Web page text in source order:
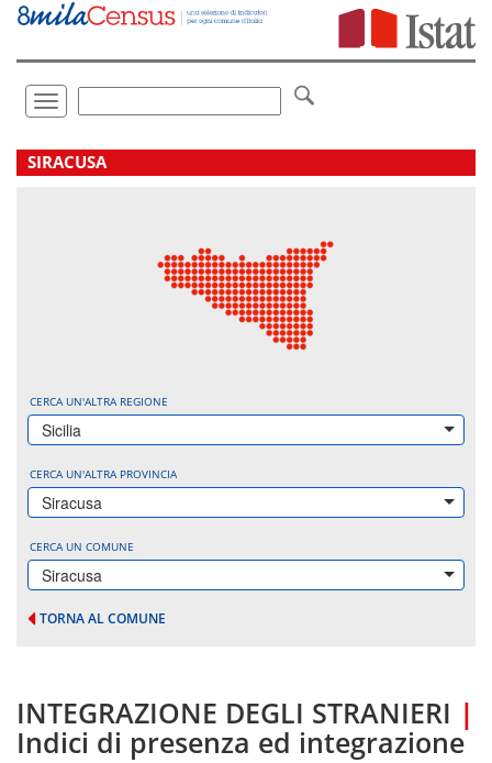
Vai
direttamente
Toggle
navigation
.
SIRACUSA
CERCA UN'ALTRA REGIONE
Sicilia
CERCA UN'ALTRA PROVINCIA
Siracusa
CERCA UN COMUNE
Siracusa
TORNA AL COMUNE
INTEGRAZIONE DEGLI STRANIERI |
Indici di presenza ed integrazione